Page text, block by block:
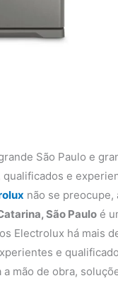
São Paulo e
qualificados e
não se preocupe,
São Paulo é
Electrolux há mais
e
a mão de obra,